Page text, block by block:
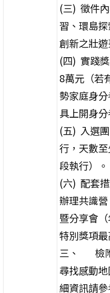
(三) 徵件
習、環島
創新之壯
(四) 實踐
8萬元（若
勢家庭身
具上開身
(五) 入選
行，天數
段執行）。
(六) 配套
辦理共識
暨分享會
特別獎項
三、 檢
尋找感動
細資訊請